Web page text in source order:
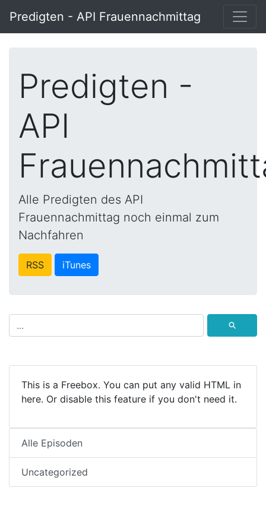
Predigten - API Frauennachmittag
Predigten -
API
Alle Predigten des API
Frauennachmittag noch einmal zum
Nachfahren
RSS iTunes
⚲
This is a Freebox. You can put any valid HTML in
here. Or disable this feature if you don't need it.
Alle Episoden
Uncategorized